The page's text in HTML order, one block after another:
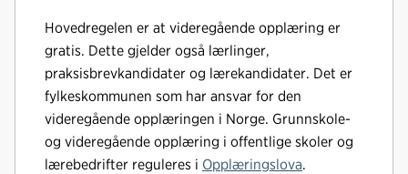
Hovedregelen er at videregående opplæring er
gratis. Dette gjelder også lærlinger,
praksisbrevkandidater og lærekandidater. Det er
fylkeskommunen som har ansvar for den
videregående opplæringen i Norge. Grunnskole-
og videregående opplæring i offentlige skoler og
lærebedrifter reguleres i Opplæringslova.